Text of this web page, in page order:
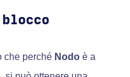
che perché Nodo è a